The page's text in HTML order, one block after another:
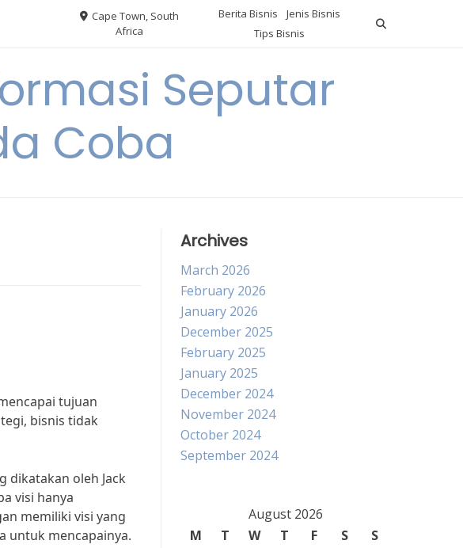
Cape Town, South
Africa
Berita Bisnis
Jenis Bisnis
Tips Bisnis
Seputar
Coba
tujuan
bisnis tidak
dikatakan oleh Jack
visi hanya
memiliki visi yang
untuk mencapainya.
Archives
March 2026
February 2026
January 2026
December 2025
February 2025
January 2025
December 2024
November 2024
October 2024
September 2024
August 2026
M
T W T F S
S